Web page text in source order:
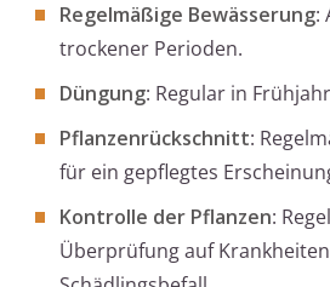
Regelmäßige Bewässerung:
trockener Perioden.
Düngung: Regular in
Pflanzenrückschnitt:
für ein gepflegtes
Kontrolle der Pflanzen:
Überprüfung auf